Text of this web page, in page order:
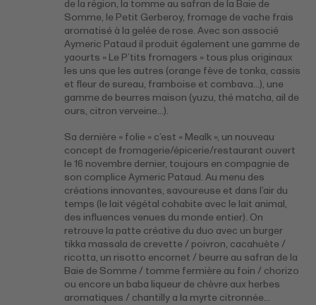
de la région, la tomme au safran de la Baie de
Somme, le Petit Gerberoy, fromage de vache frais
aromatisé à la gelée de rose. Avec son associé
Aymeric Pataud il produit également une gamme de
yaourts « Le P’tits fromagers » tous plus originaux
les uns que les autres (orange fève de tonka, cassis
et fleur de sureau, framboise et combava…), une
gamme de beurres maison (yuzu, thé matcha, ail de
ours, citron verveine…).
Sa dernière « folie » c’est « Mealk », un nouveau
concept de fromagerie/épicerie/restaurant ouvert
le 16 novembre dernier, toujours en compagnie de
son complice Aymeric Pataud. Au menu des
créations innovantes, savoureuse et dans l’air du
temps (le lait végétal cohabite avec le lait animal,
des influences venues du monde entier). On
retrouve la patte créative du duo avec un burger
tikka massala de crevette / poivron, cacahuète /
ricotta, un risotto encornet / beurre au safran de la
Baie de Somme / tomme fermière au foin / chorizo
ou encore un baba liqueur de chèvre aux herbes
aromatiques / chantilly a la myrte citronnée…